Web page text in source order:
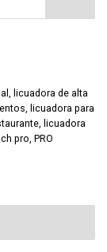
, licuadora de alta
, licuadora para
, licuadora
pro, PRO